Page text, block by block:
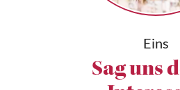
Eins
Sag uns